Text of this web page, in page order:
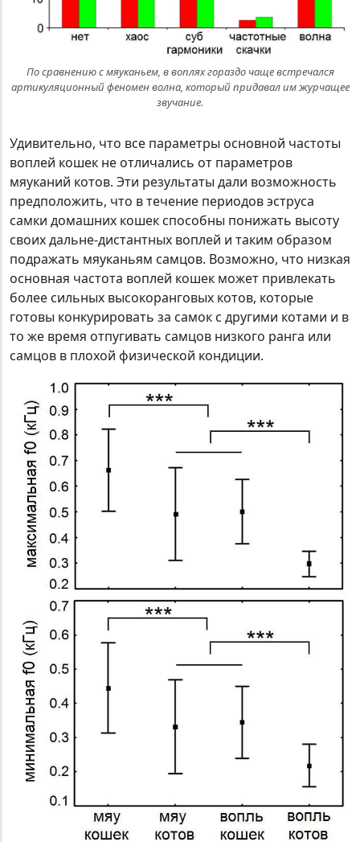
По сравнению с мяуканьем, в воплях гораздо чаще встречался
артикуляционный феномен волна, который придавал им журчащее
звучание.
Удивительно, что все параметры основной частоты
воплей кошек не отличались от параметров
мяуканий котов. Эти результаты дали возможность
предположить, что в течение периодов эструса
самки домашних кошек способны понижать высоту
своих дальне-дистантных воплей и таким образом
подражать мяуканьям самцов. Возможно, что низкая
основная частота воплей кошек может привлекать
более сильных высокоранговых котов, которые
готовы конкурировать за самок с другими котами и в
то же время отпугивать самцов низкого ранга или
самцов в плохой физической кондиции.